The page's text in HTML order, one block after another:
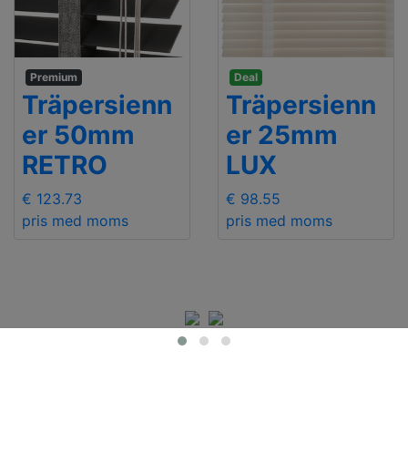
Premium
Träpersienn
er 50mm
RETRO
€ 123.73
pris med moms
Deal
Träpersienn
er 25mm
LUX
€ 98.55
pris med moms